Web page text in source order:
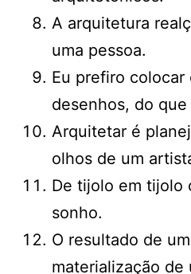
A arquitetura
uma pessoa.
Eu prefiro
desenhos, do que
Arquitetar é
olhos de um
De tijolo em tijolo
sonho.
O resultado de
materialização